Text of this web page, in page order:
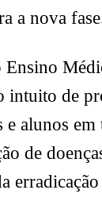
a nova
de
alunos
de